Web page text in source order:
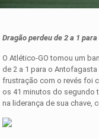
Dragão perdeu de 2 a 1
O Atlético-GO tomou um
de 2 a 1 para o
frustração com o revés foi
os 41 minutos do segundo
na liderança de sua chave,